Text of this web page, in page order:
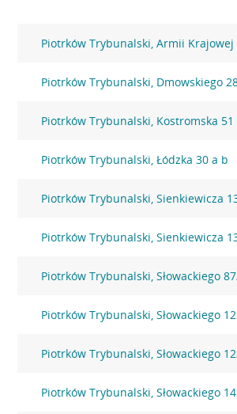
Piotrków Trybunalski, Armii Krajowej
Piotrków Trybunalski, Dmowskiego
Piotrków Trybunalski, Kostromska 51
Piotrków Trybunalski, Łódzka 30 a b
Piotrków Trybunalski, Sienkiewicza
Piotrków Trybunalski, Sienkiewicza
Piotrków Trybunalski, Słowackiego
Piotrków Trybunalski, Słowackiego
Piotrków Trybunalski, Słowackiego
Piotrków Trybunalski, Słowackiego